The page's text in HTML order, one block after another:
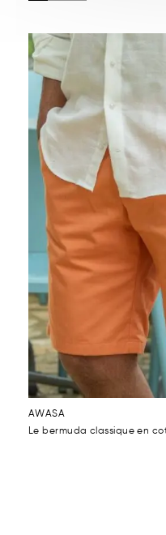
AWASA
Le bermuda classique en